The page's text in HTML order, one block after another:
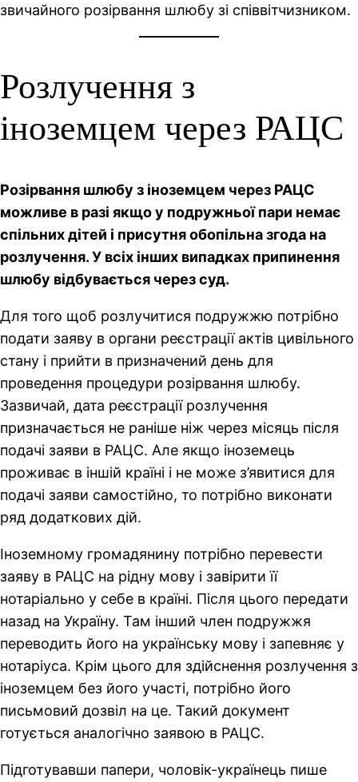
звичайного розірвання шлюбу зі співвітчизником.
Розлучення з
іноземцем через РАЦС
Розірвання шлюбу з іноземцем через РАЦС
можливе в разі якщо у подружньої пари немає
спільних дітей і присутня обопільна згода на
розлучення. У всіх інших випадках припинення
шлюбу відбувається через суд.
Для того щоб розлучитися подружжю потрібно
подати заяву в органи реєстрації актів цивільного
стану і прийти в призначений день для
проведення процедури розірвання шлюбу.
Зазвичай, дата реєстрації розлучення
призначається не раніше ніж через місяць після
подачі заяви в РАЦС. Але якщо іноземець
проживає в іншій країні і не може з’явитися для
подачі заяви самостійно, то потрібно виконати
ряд додаткових дій.
Іноземному громадянину потрібно перевести
заяву в РАЦС на рідну мову і завірити її
нотаріально у себе в країні. Після цього передати
назад на Україну. Там інший член подружжя
переводить його на українську мову і запевняє у
нотаріуса. Крім цього для здійснення розлучення з
іноземцем без його участі, потрібно його
письмовий дозвіл на це. Такий документ
готується аналогічно заявою в РАЦС.
Підготувавши папери, чоловік-українець пише